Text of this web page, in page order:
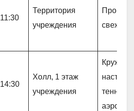
11:30
Территория
учреждения
свежем
14:30
Холл, 1 этаж
учреждения
Кружок
теннису